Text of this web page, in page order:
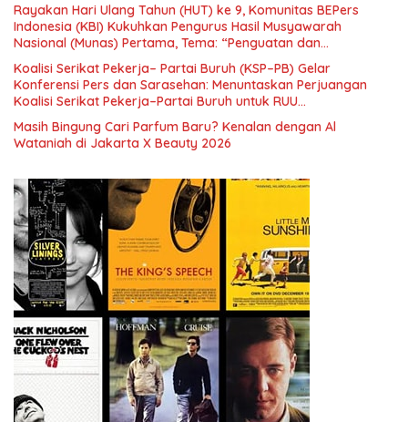
Rayakan Hari Ulang Tahun (HUT) ke 9, Komunitas BEPers
Indonesia (KBI) Kukuhkan Pengurus Hasil Musyawarah
Nasional (Munas) Pertama, Tema: “Penguatan dan
Pengembangan Organisasi KBI yang Berbasis Riset di seluruh
Indonesia dan Mancanegara”.
Koalisi Serikat Pekerja– Partai Buruh (KSP–PB) Gelar
Konferensi Pers dan Sarasehan: Menuntaskan Perjuangan
Koalisi Serikat Pekerja–Partai Buruh untuk RUU
Ketenagakerjaan Baru.
Masih Bingung Cari Parfum Baru? Kenalan dengan Al
Wataniah di Jakarta X Beauty 2026